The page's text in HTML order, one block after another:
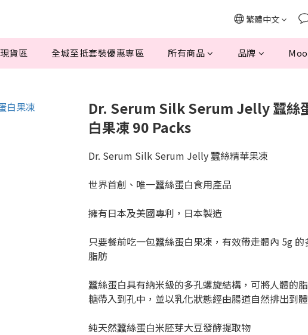
繁體中文
貨區 全城至抵套裝優惠專區 所有商品 品牌
Dr. Serum Silk Serum Jelly 蠶絲
白果凍 90 Packs
Dr. Serum Silk Serum Jelly 蠶絲精華果凍
世界首創、唯一蠶絲蛋白食用產品
擁有日本及美國專利，日本製造
只要餐前吃一包蠶絲蛋白果凍，有效帶走體內 5g 的
脂肪
蠶絲蛋白具有納米級的多孔螺旋結構，可將人體的
糖帶入到孔中，並以乳化狀態經由腸道自然排出到
純天然蠶絲蛋白米胚芽大豆發酵提取物